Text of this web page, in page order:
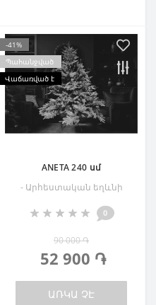
-41%
Պահանջված
Վաճառված է
ANETA 240 սմ
- Արհեստական եղևնի
0
90 000 ֏
52 900 ֏
ԱՌԿԱ ՉԷ